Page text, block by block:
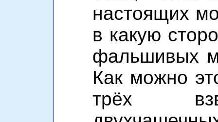
настоящих
в какую
фальшивых
Как можно
трёх